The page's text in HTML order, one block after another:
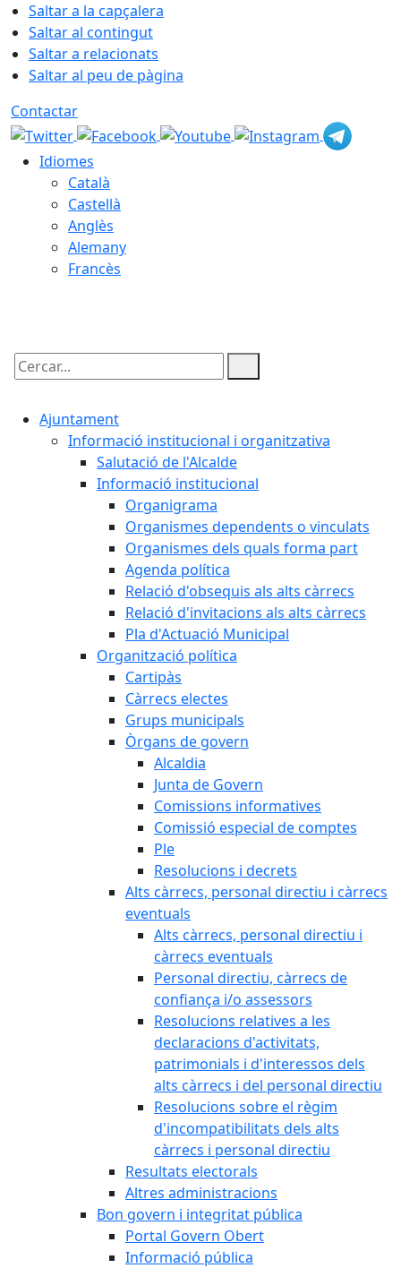
Saltar a la capçalera
Saltar al contingut
Saltar a relacionats
Saltar al peu de pàgina
Contactar
Idiomes
Català
Castellà
Anglès
Alemany
Francès
Cercar:
Ajuntament
Informació institucional i organitzativa
Salutació de l'Alcalde
Informació institucional
Organigrama
Organismes dependents o vinculats
Organismes dels quals forma part
Agenda política
Relació d'obsequis als alts càrrecs
Relació d'invitacions als alts càrrecs
Pla d'Actuació Municipal
Organització política
Cartipàs
Càrrecs electes
Grups municipals
Òrgans de govern
Alcaldia
Junta de Govern
Comissions informatives
Comissió especial de comptes
Ple
Resolucions i decrets
Alts càrrecs, personal directiu i càrrecs
eventuals
Alts càrrecs, personal directiu i
càrrecs eventuals
Personal directiu, càrrecs de
confiança i/o assessors
Resolucions relatives a les
declaracions d'activitats,
patrimonials i d'interessos dels
alts càrrecs i del personal directiu
Resolucions sobre el règim
d'incompatibilitats dels alts
càrrecs i personal directiu
Resultats electorals
Altres administracions
Bon govern i integritat pública
Portal Govern Obert
Informació pública